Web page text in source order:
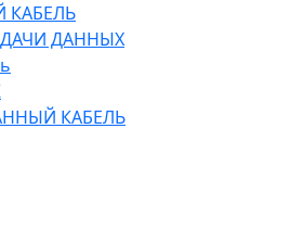
ДАННЫХ
КАБЕЛЬ